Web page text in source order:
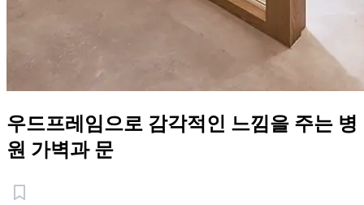
우드프레임으로 감각적인 느낌을 주는 병
원 가벽과 문